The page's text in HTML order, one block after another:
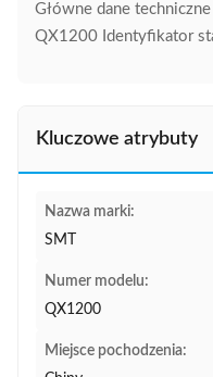
Główne dane
QX1200 Identyfikator
Kluczowe atrybuty
Nazwa marki:
SMT
Numer modelu:
QX1200
Miejsce pochodzenia: